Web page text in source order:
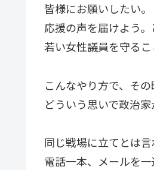
皆様にお願いしたい。
応援の声を届けよう
若い女性議員を守るこ
こんなやり方で、そ
どういう思いで政治
同じ戦場に立てとは
電話一本、メールを